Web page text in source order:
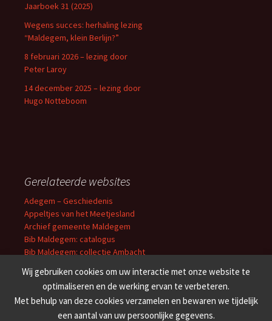
Jaarboek 31 (2025)
Wegens succes: herhaling lezing
“Maldegem, klein Berlijn?”
8 februari 2026 – lezing door
Peter Laroy
14 december 2025 – lezing door
Hugo Notteboom
Gerelateerde websites
Adegem – Geschiedenis
Appeltjes van het Meetjesland
Archief gemeente Maldegem
Bib Maldegem: catalogus
Bib Maldegem: collectie Ambacht
Cultuuroverleg Meetjesland
Erfgoedbank Meetjesland
Familiekunde Meetjesland
’t Getrouwe Maldeghem
Wij gebruiken cookies om uw interactie met onze website te
optimaliseren en de werking ervan te verbeteren.
Met behulp van deze cookies verzamelen en bewaren we tijdelijk
een aantal van uw persoonlijke gegevens.